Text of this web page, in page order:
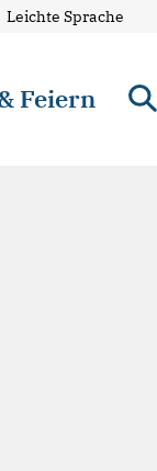
Leichte Sprache
Feiern